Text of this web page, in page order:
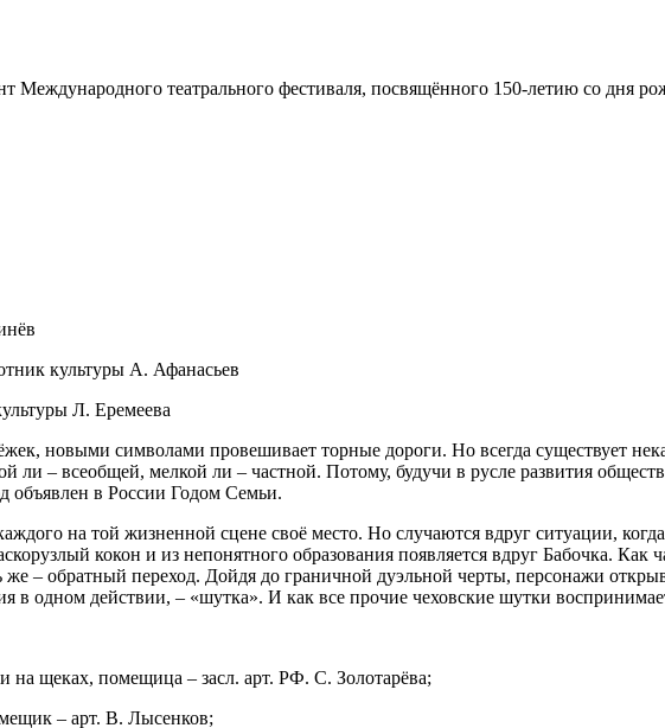
Международного театрального фестиваля, посвящённого 150-летию со дня
культуры А. Афанасьев
Л. Еремеева
новыми символами провешивает торные дороги. Но всегда существует
ли – всеобщей, мелкой ли – частной. Потому, будучи в русле развития
объявлен в России Годом Семьи.
на той жизненной сцене своё место. Но случаются вдруг ситуации,
кокон и из непонятного образования появляется вдруг Бабочка. Как
же – обратный переход. Дойдя до граничной дуэльной черты, персонажи
в одном действии, – «шутка». И как все прочие чеховские шутки
щеках, помещица – засл. арт. РФ. С. Золотарёва;
– арт. В. Лысенков;